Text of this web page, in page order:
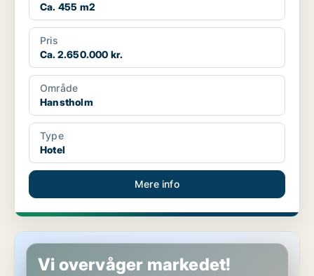
Ca. 455 m2
Pris
Ca. 2.650.000 kr.
Område
Hanstholm
Type
Hotel
Mere info
Hotelejendom i Bindslev
Vi overvåger markedet!